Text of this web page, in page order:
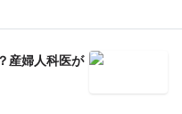
産婦人科医が